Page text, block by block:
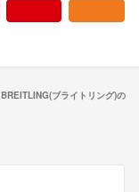
BREITLING(ブライトリング)の